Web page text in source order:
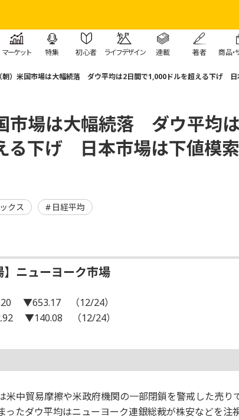
マーケット 特集 初心者 ライフデザイン 連載 著者 商品・
（朝）米国市場は大幅続落 ダウ平均は2日間で1,000ドルを超える下げ
市場は大幅続落 ダウ平均
る下げ 日本市場は下値模
クス 日経平均
】ニューヨーク市場
▼653.17 （12/24）
▼140.08 （12/24）
米中貿易摩擦や米政府機関の一部閉鎖を警戒した売り
ったダウ平均はニューヨーク連銀総裁が株安などを注